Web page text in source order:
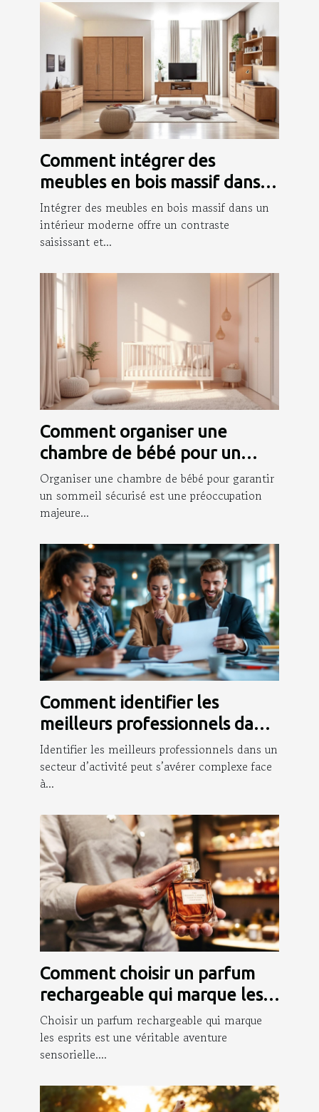
Comment intégrer des
meubles en bois massif dans
un intérieur moderne ?
Intégrer des meubles en bois massif dans un
intérieur moderne offre un contraste
saisissant et...
Comment organiser une
chambre de bébé pour un
sommeil sécurisé ?
Organiser une chambre de bébé pour garantir
un sommeil sécurisé est une préoccupation
majeure...
Comment identifier les
meilleurs professionnels dans
votre domaine d'activité?
Identifier les meilleurs professionnels dans un
secteur d’activité peut s’avérer complexe face
à...
Comment choisir un parfum
rechargeable qui marque les
esprits ?
Choisir un parfum rechargeable qui marque
les esprits est une véritable aventure
sensorielle....